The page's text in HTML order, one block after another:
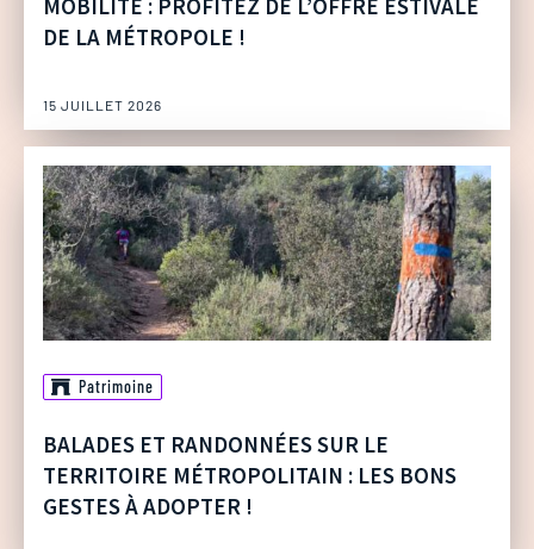
DE LA MÉTROPOLE !
15 JUILLET 2026
Patrimoine
BALADES ET RANDONNÉES SUR LE
TERRITOIRE MÉTROPOLITAIN : LES BONS
GESTES À ADOPTER !